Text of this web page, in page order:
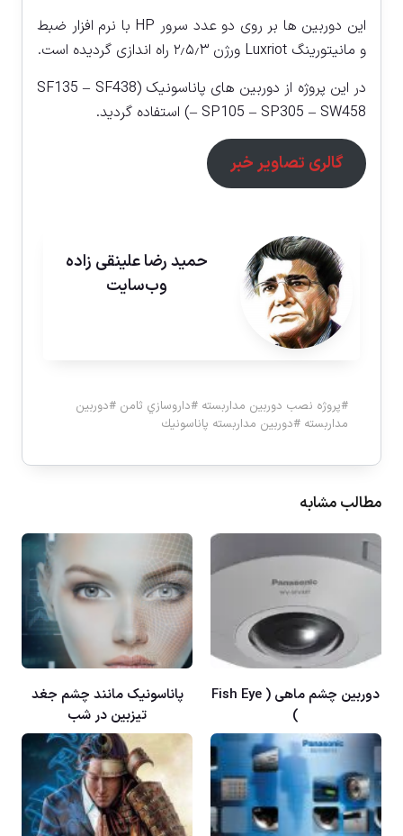
این دوربین ها بر روی دو عدد سرور HP با نرم افزار ضبط
و مانیتورینگ Luxriot ورژن ۲٫۵٫۳ راه اندازی گردیده است.
در این پروژه از دوربین های پاناسونیک (SF135 – SF438
– SP105 – SP305 – SW458) استفاده گردید.
گالری تصاویر خبر
حمید رضا علینقی زاده
وب‌سایت
#پروژه نصب دوربين مداربسته #داروسازي ثامن #دوربين
مداربسته #دوربين مداربسته پاناسونيك
مطالب مشابه
دوربین چشم ماهی ( Fish Eye
)
پاناسونيک مانند چشم جغد
تيزبين در شب